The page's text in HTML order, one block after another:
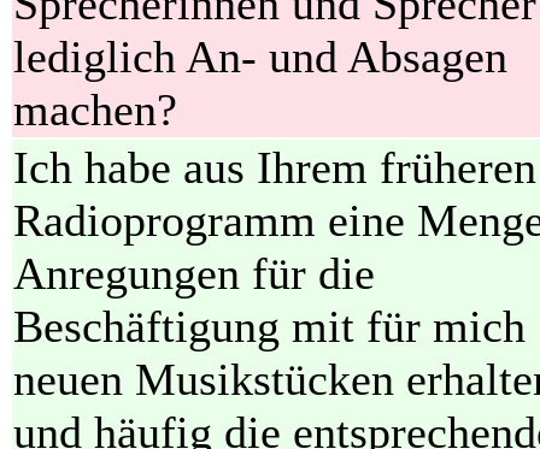
lediglich An- und Absagen
machen?
Ich habe aus Ihrem früheren
Radioprogramm eine
Anregungen für die
Beschäftigung mit für mich
neuen Musikstücken
und häufig die